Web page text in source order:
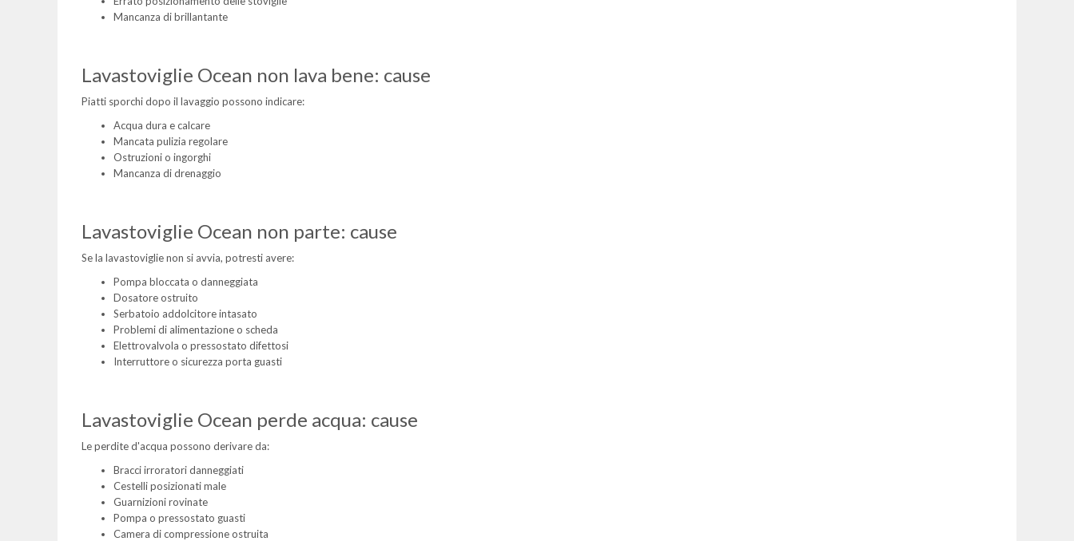
Mancanza di brillantante
Lavastoviglie Ocean non lava bene: cause
Piatti sporchi dopo il lavaggio possono indicare:
Acqua dura e calcare
Mancata pulizia regolare
Ostruzioni o ingorghi
Mancanza di drenaggio
Lavastoviglie Ocean non parte: cause
Se la lavastoviglie non si avvia, potresti avere:
Pompa bloccata o danneggiata
Dosatore ostruito
Serbatoio addolcitore intasato
Problemi di alimentazione o scheda
Elettrovalvola o pressostato difettosi
Interruttore o sicurezza porta guasti
Lavastoviglie Ocean perde acqua: cause
Le perdite d'acqua possono derivare da:
Bracci irroratori danneggiati
Cestelli posizionati male
Guarnizioni rovinate
Pompa o pressostato guasti
Camera di compressione ostruita